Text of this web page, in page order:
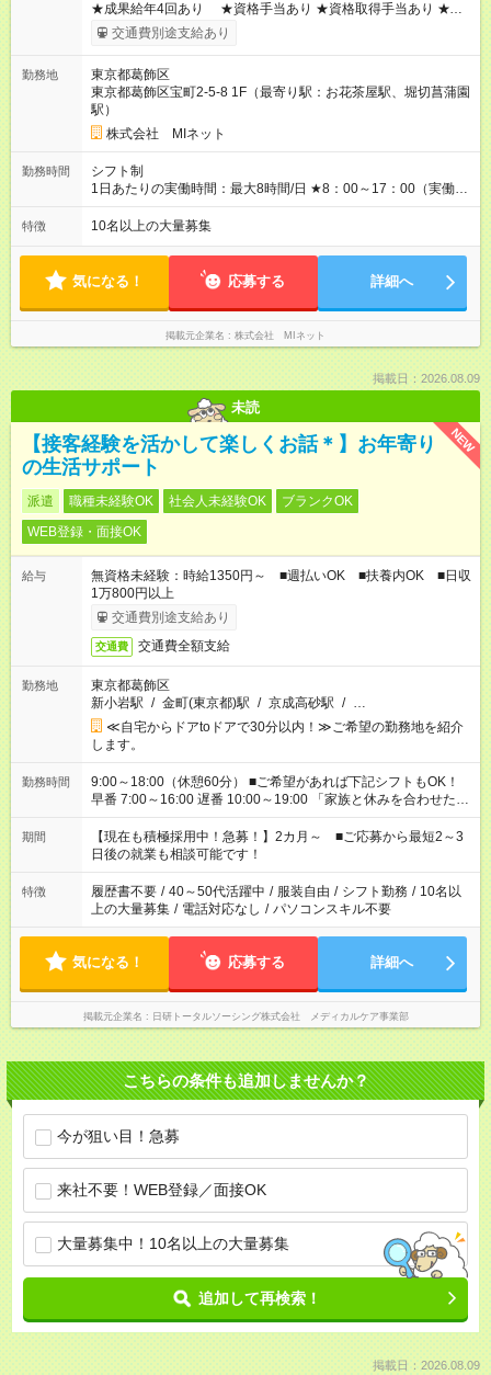
★成果給年4回あり ★資格手当あり ★資格取得手当あり ★遠
方社員支援引っ越しもしくは1か月住宅手当あり ▼給与のポイン
ト 業務や役職を積極的に引き受けてくださる方に関しては給与
ありませんので、早々に給与を上げていきたい方には役職と業
務範囲に応じた待遇を用意させていただきます。ぜひ積極的に
意見を出していってください。※年収例通り2年目から500,0000
以上の待遇を実現する事も可能です。 まだまだ新しい会社です
ので、大枠のルールは決めているものの1人1人が実現した自分
に近づけるように時には会社のルールを越えた形で従業員が実
現したい人生の為に会社としても協力をしていきたいと思って
情はあると思いますのでその実現の為に応えていきたいと思い
ます。 【試用期間】試用期間あり 試用期間の長さ：3ヶ月 雇用
形態、給与は本採用時と同じです。
交通費別途支給あり
勤務地
東京都葛飾区
東京都葛飾区宝町2-5-8 1F（最寄り駅：お花茶屋駅、堀切菖蒲園
駅）
株式会社 MIネット
勤務時間
シフト制
1日あたりの実働時間：最大8時間/日 ★8：00～17：00（実働8
時間） ★残業は月平均20時間以下★ その日に対応する業務が終
わっていれば、定時に関係なく退社してOKです。 プライベート
あるなど 業務完了が前提ですが会社として柔軟に対応していま
す。
特徴 10名以上の大量募集
気になる！ 応募する 詳細へ
掲載元企業名 株式会社 MIネット
掲載日：2026.08.09
未読
NEW
【接客経験を活かして楽しくお話＊】お年寄り
の生活サポート
派遣 職種未経験OK 社会人未経験OK
ブランクOK
WEB登録・面接OK
給与
無資格未経験：時給1350円～ ■週払いOK ■扶養内OK ■日収
1万800円以上
交通費別途支給あり
交通費 交通費全額支給
勤務地
東京都葛飾区
新小岩駅 / 金町(東京都)駅 / 京成高砂駅 / …
≪自宅からドアtoドアで30分以内！≫ご希望の勤務地を紹介
します。
勤務時間
9:00～18:00（休憩60分） ■ご希望があれば下記シフトもOK！
早番 7:00～16:00 遅番 10:00～19:00 「家族と休みを合わせた
い」 「余裕を持って夕飯の準備がしたい」 「できれば残業はし
たくない」 など、ご希望を教えてくださいね。 ※Wワーク希望
の方へ 今ご覧のお仕事で希望する勤務時間と、もう1つのお仕事
の勤務時間。 合計で週40時間を超える場合は応募できません。
期間
【現在も積極採用中！急募！】2カ月～ ■ご応募から最短2～3
日後の就業も相談可能です！
特徴 履歴書不要 / 40～50代活躍中 / 服装自由 / シフト勤務 / 10名以
上の大量募集 / 電話対応なし / パソコンスキル不要
気になる！ 応募する 詳細へ
掲載元企業名 日研トータルソーシング株式会社 メディカルケア事業部
こちらの条件も追加しませんか？
今が狙い目！急募
来社不要！WEB登録／面接OK
大量募集中！10名以上の大量募集
追加して再検索！
掲載日：2026.08.09